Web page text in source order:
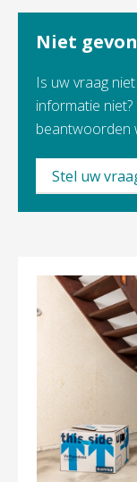
Niet
Is uw vraag
informatie
beantwoorden
Stel uw